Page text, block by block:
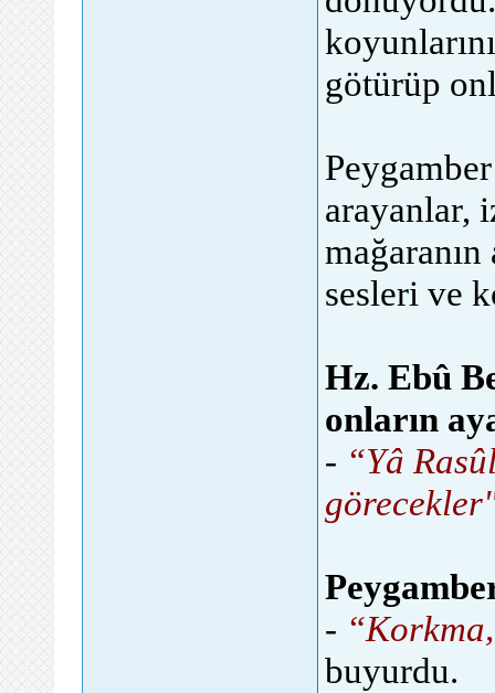
götürüp
arayanlar,
sesleri ve
Hz. Ebû
onların
- “Yâ
-
buyurdu.